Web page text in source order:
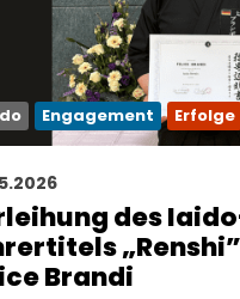
Engagement Erfolge
des
Brandi